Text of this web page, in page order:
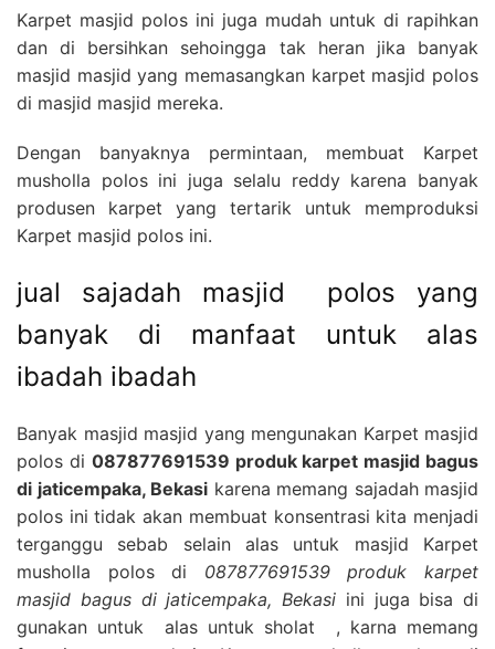
Karpet masjid polos ini juga mudah untuk di rapihkan
dan di bersihkan sehoingga tak heran jika banyak
masjid masjid yang memasangkan karpet masjid polos
di masjid masjid mereka.
Dengan banyaknya permintaan, membuat Karpet
musholla polos ini juga selalu reddy karena banyak
produsen karpet yang tertarik untuk memproduksi
Karpet masjid polos ini.
jual sajadah masjid polos yang
banyak di manfaat untuk alas
ibadah ibadah
Banyak masjid masjid yang mengunakan Karpet masjid
polos di 087877691539 produk karpet masjid bagus
di jaticempaka, Bekasi karena memang sajadah masjid
polos ini tidak akan membuat konsentrasi kita menjadi
terganggu sebab selain alas untuk masjid Karpet
musholla polos di 087877691539 produk karpet
masjid bagus di jaticempaka, Bekasi ini juga bisa di
gunakan untuk alas untuk sholat , karna memang